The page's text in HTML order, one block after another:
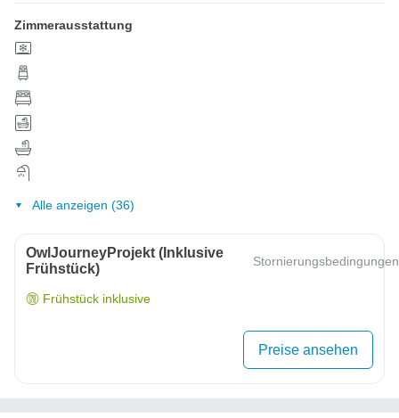
Zimmerausstattung
Alle anzeigen (36)
OwlJourneyProjekt (inklusive
Frühstück)
Stornierungsbedingungen
Frühstück inklusive
Preise ansehen